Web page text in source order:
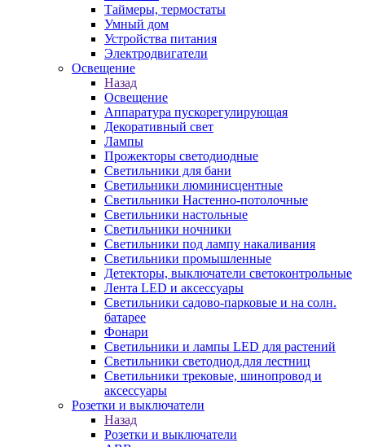
Таймеры, термостаты
Умный дом
Устройства питания
Электродвигатели
Освещение
Назад
Освещение
Аппаратура пускорегулирующая
Декоративный свет
Лампы
Прожекторы светодиодные
Светильники для бани
Светильники люминисцентные
Светильники Настенно-потолочные
Светильники настольные
Светильники ночники
Светильники под лампу накаливания
Светильники промышленные
Детекторы, выключатели светоконтрольные
Лента LED и аксессуары
Светильники садово-парковые и на солн.
батарее
Фонари
Светильники и лампы LED для растений
Светильники светодиод.для лестниц
Светильники трековые, шинопровод и
аксессуары
Розетки и выключатели
Назад
Розетки и выключатели